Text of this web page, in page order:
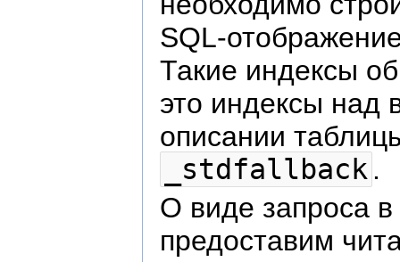
SQL-
Такие индексы
это индексы
описании
_stdfallback .
О виде запроса в
предоставим